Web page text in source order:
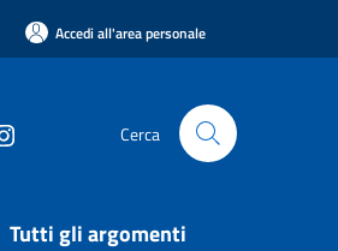
Accedi all'area personale
Cerca
Tutti gli argomenti